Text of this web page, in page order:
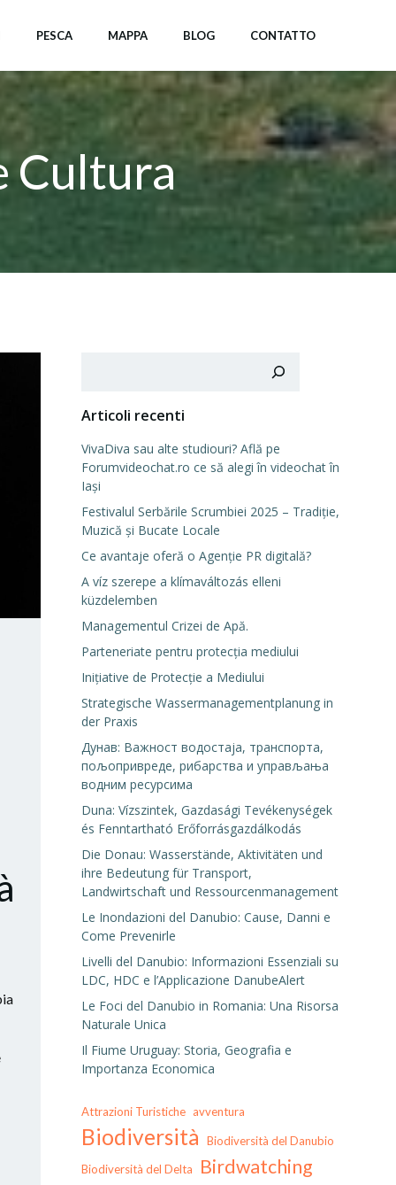
PESCA MAPPA BLOG CONTATTO
Cultura
Articoli recenti
VivaDiva sau alte studiouri? Află pe
Forumvideochat.ro ce să alegi în videochat în
Iași
Festivalul Serbările Scrumbiei 2025 – Tradiție,
Muzică și Bucate Locale
Ce avantaje oferă o Agenție PR digitală?
A víz szerepe a klímaváltozás elleni
küzdelemben
Managementul Crizei de Apă.
Parteneriate pentru protecția mediului
Inițiative de Protecție a Mediului
Strategische Wassermanagementplanung in
der Praxis
Дунав: Важност водостаја, транспорта,
пољопривреде, рибарства и управљања
водним ресурсима
Duna: Vízszintek, Gazdasági Tevékenységek
és Fenntartható Erőforrásgazdálkodás
Die Donau: Wasserstände, Aktivitäten und
ihre Bedeutung für Transport,
Landwirtschaft und Ressourcenmanagement
Le Inondazioni del Danubio: Cause, Danni e
Come Prevenirle
Livelli del Danubio: Informazioni Essenziali su
LDC, HDC e l’Applicazione DanubeAlert
Le Foci del Danubio in Romania: Una Risorsa
Naturale Unica
Il Fiume Uruguay: Storia, Geografia e
Importanza Economica
Attrazioni Turistiche avventura
Biodiversità
Biodiversità del Danubio
Biodiversità del Delta
Birdwatching